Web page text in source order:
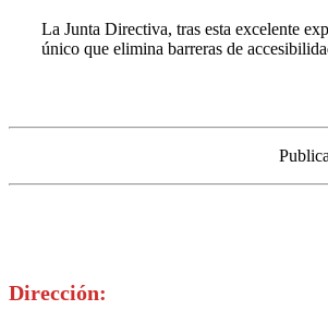
La Junta Directiva, tras esta excelente
único que elimina barreras de
Dirección: